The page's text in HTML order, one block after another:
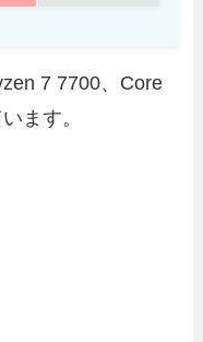
7 7700、Core
ます。